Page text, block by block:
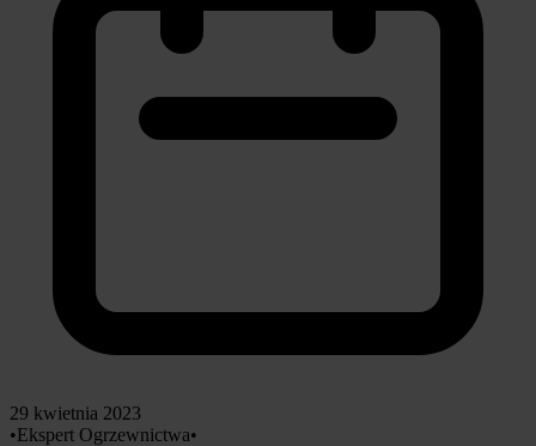
29 kwietnia 2023
•Ekspert Ogrzewnictwa•